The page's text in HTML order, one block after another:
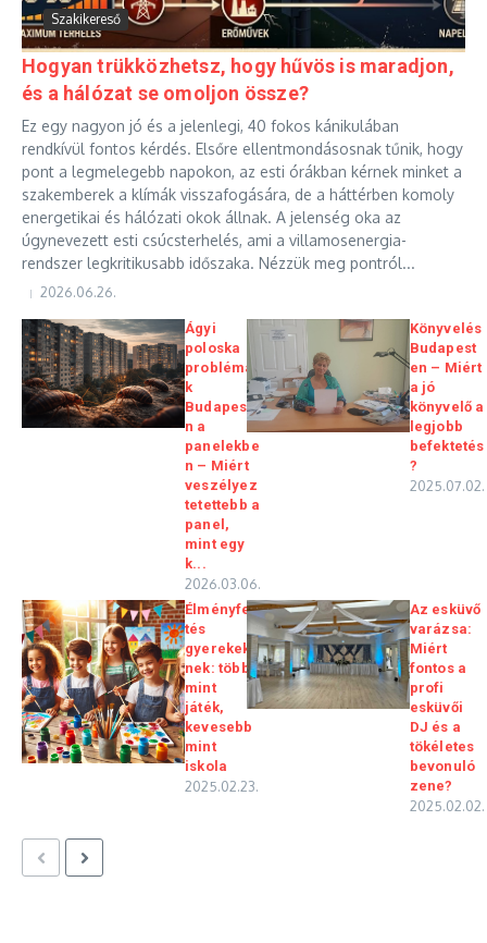
Szakikereső
Hogyan trükközhetsz, hogy hűvös is maradjon,
és a hálózat se omoljon össze?
Ez egy nagyon jó és a jelenlegi, 40 fokos kánikulában
rendkívül fontos kérdés. Elsőre ellentmondásosnak tűnik, hogy
pont a legmelegebb napokon, az esti órákban kérnek minket a
szakemberek a klímák visszafogására, de a háttérben komoly
energetikai és hálózati okok állnak. A jelenség oka az
úgynevezett esti csúcsterhelés, ami a villamosenergia-
rendszer legkritikusabb időszaka. Nézzük meg pontról...
2026.06.26.
Ágyi
poloska
problémá
k
Budapeste
n a
panelekbe
n – Miért
veszélyez
tetettebb a
panel,
mint egy
k...
2026.03.06.
Könyvelés
Budapest
en – Miért
a jó
könyvelő a
legjobb
befektetés
?
2025.07.02.
Élményfes
tés
gyerekek
nek: több
mint
játék,
kevesebb
mint
iskola
2025.02.23.
Az esküvő
varázsa:
Miért
fontos a
profi
esküvői
DJ és a
tökéletes
bevonuló
zene?
2025.02.02.